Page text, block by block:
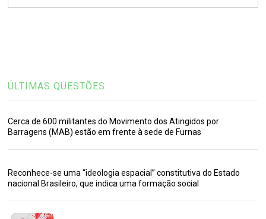
ÚLTIMAS QUESTÕES
Cerca de 600 militantes do Movimento dos Atingidos por
Barragens (MAB) estão em frente à sede de Furnas
Reconhece-se uma “ideologia espacial” constitutiva do Estado
nacional Brasileiro, que indica uma formação social